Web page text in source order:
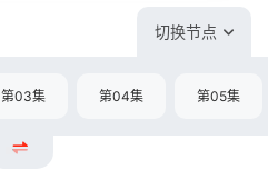
切换节点
第03集 第04集 第05集